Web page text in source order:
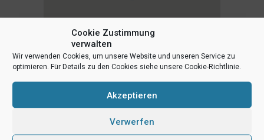
Cookie Zustimmung
verwalten
Wir verwenden Cookies, um unsere Website und unseren Service zu
optimieren. Für Details zu den Cookies siehe unsere Cookie-Richtlinie.
Akzeptieren
Verwerfen